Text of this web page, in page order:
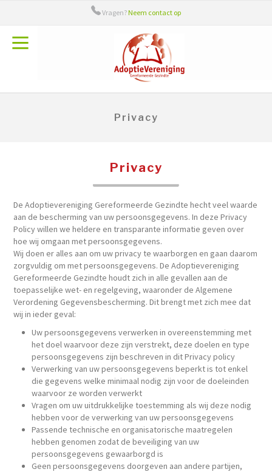
Vragen? Neem contact op
Over ons
Bestuur
Privacy
Privacy
De Adoptievereniging Gereformeerde Gezindte hecht veel waarde
aan de bescherming van uw persoonsgegevens. In deze Privacy
Policy willen we heldere en transparante informatie geven over
hoe wij omgaan met persoonsgegevens.
Wij doen er alles aan om uw privacy te waarborgen en gaan daarom
zorgvuldig om met persoonsgegevens. De Adoptievereniging
Gereformeerde Gezindte houdt zich in alle gevallen aan de
toepasselijke wet- en regelgeving, waaronder de Algemene
Verordening Gegevensbescherming. Dit brengt met zich mee dat
wij in ieder geval:
Uw persoonsgegevens verwerken in overeenstemming met
het doel waarvoor deze zijn verstrekt, deze doelen en type
persoonsgegevens zijn beschreven in dit Privacy policy
Verwerking van uw persoonsgegevens beperkt is tot enkel
die gegevens welke minimaal nodig zijn voor de doeleinden
waarvoor ze worden verwerkt
Vragen om uw uitdrukkelijke toestemming als wij deze nodig
hebben voor de verwerking van uw persoonsgegevens
Passende technische en organisatorische maatregelen
hebben genomen zodat de beveiliging van uw
persoonsgegevens gewaarborgd is
Geen persoonsgegevens doorgeven aan andere partijen,